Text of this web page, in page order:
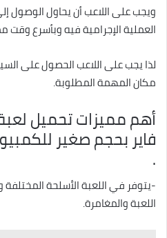
ويجب على اللاعب أن يحاول الوصول
العملية الإجرامية فيه وبأسرع وقت
لذا يجب على اللاعب الحصول على
مكان المهمة المطلوبة.
فاير بحجم صغير
.
-يتوفر في اللعبة الأسلحة
اللعبة والمغامرة.